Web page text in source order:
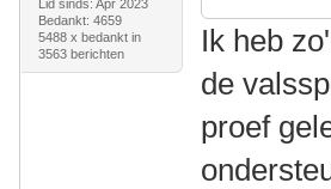
Lid sinds: Apr 2023
Bedankt: 4659
5488 x bedankt in
3563 berichten
Ik heb
de
proef